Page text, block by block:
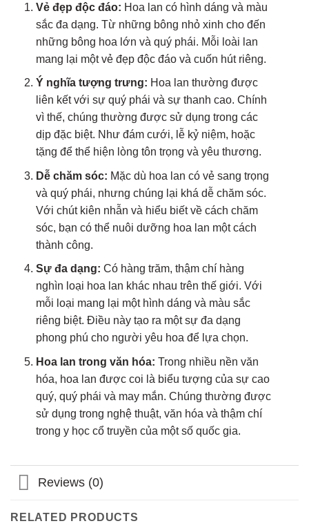
Vẻ đẹp độc đáo: Hoa lan có hình dáng và màu
sắc đa dạng. Từ những bông nhỏ xinh cho đến
những bông hoa lớn và quý phái. Mỗi loài lan
mang lại một vẻ đẹp độc đáo và cuốn hút riêng.
Ý nghĩa tượng trưng: Hoa lan thường được
liên kết với sự quý phái và sự thanh cao. Chính
vì thế, chúng thường được sử dụng trong các
dịp đặc biệt. Như đám cưới, lễ kỷ niệm, hoặc
tặng để thể hiện lòng tôn trọng và yêu thương.
Dễ chăm sóc: Mặc dù hoa lan có vẻ sang trọng
và quý phái, nhưng chúng lại khá dễ chăm sóc.
Với chút kiên nhẫn và hiểu biết về cách chăm
sóc, bạn có thể nuôi dưỡng hoa lan một cách
thành công.
Sự đa dạng: Có hàng trăm, thậm chí hàng
nghìn loại hoa lan khác nhau trên thế giới. Với
mỗi loại mang lại một hình dáng và màu sắc
riêng biệt. Điều này tạo ra một sự đa dạng
phong phú cho người yêu hoa để lựa chọn.
Hoa lan trong văn hóa: Trong nhiều nền văn
hóa, hoa lan được coi là biểu tượng của sự cao
quý, quý phái và may mắn. Chúng thường được
sử dụng trong nghệ thuật, văn hóa và thậm chí
trong y học cổ truyền của một số quốc gia.
Reviews (0)
RELATED PRODUCTS